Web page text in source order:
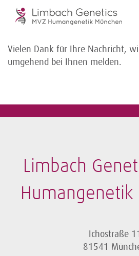
Vielen Dank für Ihre Nachricht,
umgehend bei Ihnen melden.
Limbach
Humangenetik
Ichostraße 11
81541